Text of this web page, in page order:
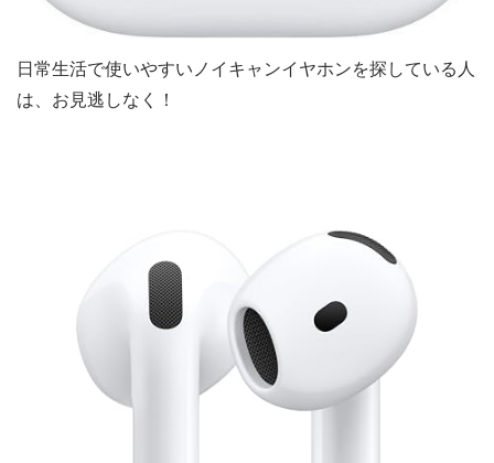
日常生活で使いやすいノイキャンイヤホンを探している人
は、お見逃しなく！